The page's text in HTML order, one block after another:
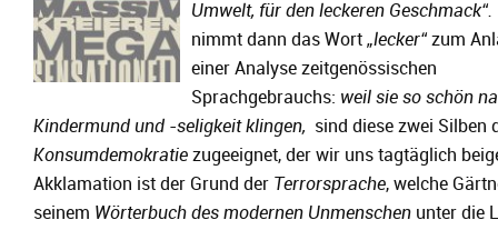
Umwelt, für den leckeren Geschmack“.
nimmt dann das Wort „lecker“ zum
einer Analyse zeitgenössischen
Sprachgebrauchs: weil sie so schön
Kindermund und -seligkeit klingen, sind diese zwei Silben
Konsumdemokratie zugeeignet, der wir uns tagtäglich
Akklamation ist der Grund der Terrorsprache, welche
seinem Wörterbuch des modernen Unmenschen unter die